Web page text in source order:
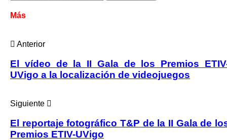
Más
Anterior
El vídeo de la II Gala de los Premios
UVigo a la localización de videojuegos
Siguiente
El reportaje fotográfico T&P de la II Gala de
Premios ETIV-UVigo